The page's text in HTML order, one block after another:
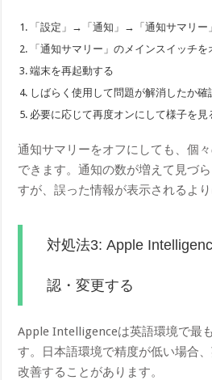
「設定」→「通知」→「通知サマリー
「通知サマリー」のメインスイッチを
端末を再起動する
しばらく使用して問題が解消したか確
必要に応じて再度オンにして様子を見
通知サマリーをオフにしても、個
できます。通知の数が増えて見づ
すが、誤った情報が表示されるより
対処法3: Apple
認・変更する
Apple Intelligenceは英語環境で最
す。日本語環境で精度が低い場合
改善することがあります。